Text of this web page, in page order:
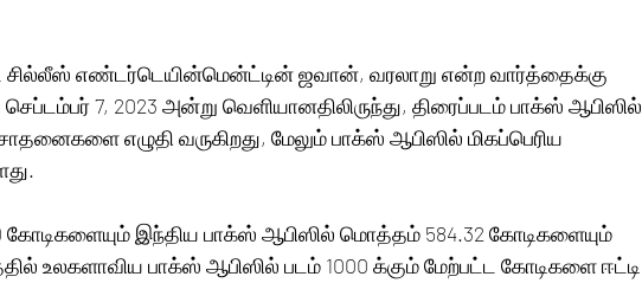
சில்லீஸ் எண்டர்டெயின்மென்ட்டின் ஜவான், வரலாறு என்ற வார்த்தைக்கு
7, 2023 அன்று வெளியானதிலிருந்து, திரைப்படம் பாக்ஸ் ஆபிஸில்
எழுதி வருகிறது, மேலும் பாக்ஸ் ஆபிஸில் மிகப்பெரிய
கோடிகளையும் இந்திய பாக்ஸ் ஆபிஸில் மொத்தம் 584.32 கோடிகளையும்
உலகளாவிய பாக்ஸ் ஆபிஸில் படம் 1000 க்கும் மேற்பட்ட கோடிகளை ஈட்டி